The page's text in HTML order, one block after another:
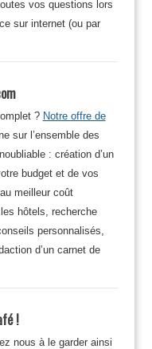
vos questions lors
sur internet (ou par
? Notre offre de
sur l’ensemble des
: création d’un
budget et de vos
meilleur coût
hôtels, recherche
personnalisés,
d’un carnet de
!
nous à le garder ainsi